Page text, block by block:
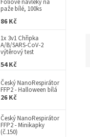
paže bílé, 100ks
86 Kč
1x 3v1 Chřipka
A/B/SARS-CoV-2
výtěrový test
54 Kč
Český NanoRespirátor
FFP2 - Halloween bílá
26 Kč
Český NanoRespirátor
FFP2 - Minikapky
(č.150)